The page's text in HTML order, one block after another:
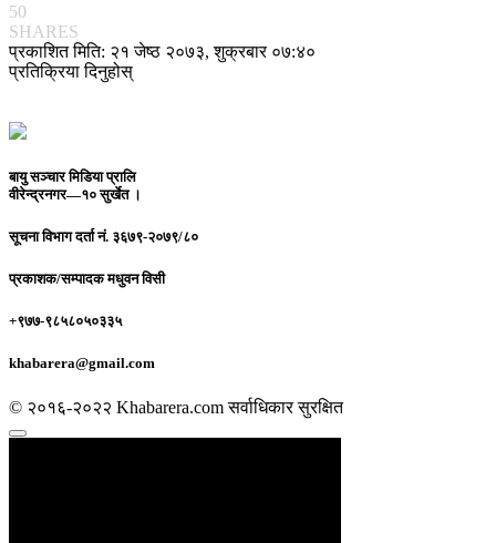
50
SHARES
प्रकाशित मिति: २१ जेष्ठ २०७३, शुक्रबार ०७:४०
प्रतिक्रिया दिनुहोस्
बायु सञ्चार मिडिया प्रालि
वीरेन्द्रनगर—१० सुर्खेत ।
सूचना विभाग दर्ता नं. ३६७९-२०७९/८०
प्रकाशक/सम्पादकमधुवन विसी
+९७७-९८५८०५०३३५
khabarera@gmail.com
© २०१६-२०२२ Khabarera.com सर्वाधिकार सुरक्षित